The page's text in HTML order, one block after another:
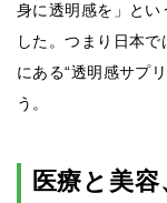
身に透明感を」とい
した。つまり日本
にある“透明感サプ
う。
医療と美